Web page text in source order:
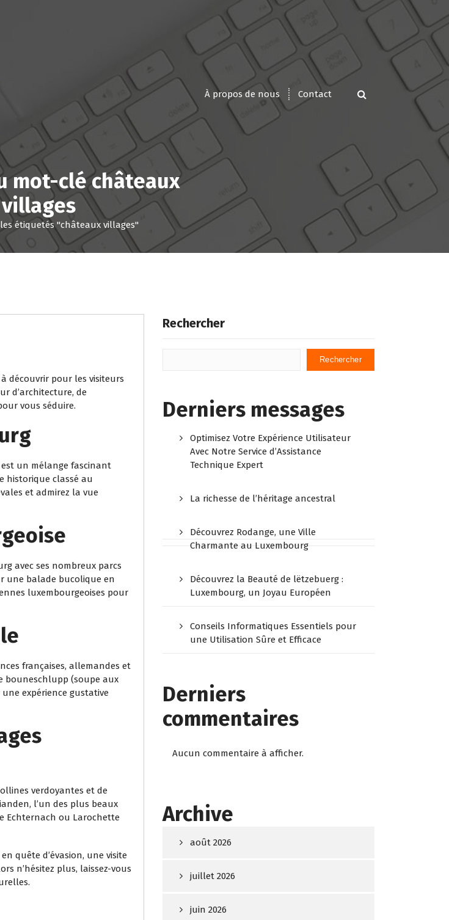
À propos de nous Contact
mot-clé châteaux
villages
étiquetés "châteaux villages"
découvrir pour les visiteurs
d’architecture, de
vous séduire.
un mélange fascinant
historique classé au
et admirez la vue
avec ses nombreux parcs
une balade bucolique en
luxembourgeoises pour
françaises, allemandes et
bouneschlupp (soupe aux
expérience gustative
verdoyantes et de
l’un des plus beaux
Echternach ou Larochette
quête d’évasion, une visite
n’hésitez plus, laissez-vous
Rechercher
Rechercher
Derniers messages
Optimisez Votre Expérience Utilisateur
Avec Notre Service d’Assistance
Technique Expert
La richesse de l’héritage ancestral
Découvrez Rodange, une Ville
Charmante au Luxembourg
Découvrez la Beauté de lëtzebuerg :
Luxembourg, un Joyau Européen
Conseils Informatiques Essentiels pour
une Utilisation Sûre et Efficace
Derniers
commentaires
Aucun commentaire à afficher.
Archive
août 2026
juillet 2026
juin 2026